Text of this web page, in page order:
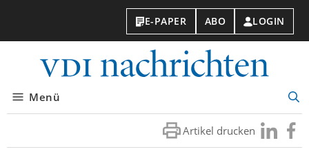
E-PAPER ABO LOGIN
Menü
Artikel drucken Besuchen
Sie
Sie